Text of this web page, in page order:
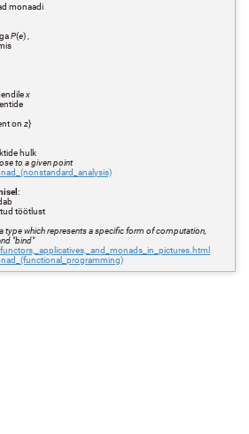
monaadi
P(e) ,
x
onz}
hulk
to a given point
:
töötlust
type which represents a specific form of computation,
"bind"